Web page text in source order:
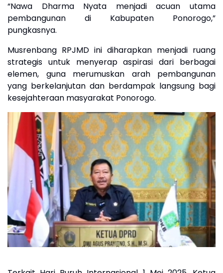
“Nawa Dharma Nyata menjadi acuan utama
pembangunan di Kabupaten Ponorogo,”
pungkasnya.
Musrenbang RPJMD ini diharapkan menjadi ruang
strategis untuk menyerap aspirasi dari berbagai
elemen, guna merumuskan arah pembangunan
yang berkelanjutan dan berdampak langsung bagi
kesejahteraan masyarakat Ponorogo.